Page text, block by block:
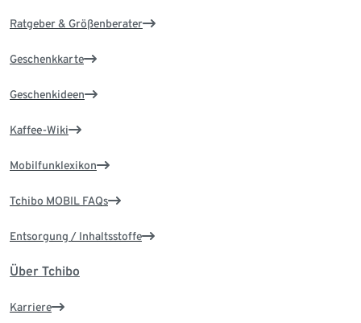
Ratgeber & Größenberater
Geschenkkarte
Geschenkideen
Kaffee-Wiki
Mobilfunklexikon
Tchibo MOBIL FAQs
Entsorgung / Inhaltsstoffe
Über Tchibo
Karriere